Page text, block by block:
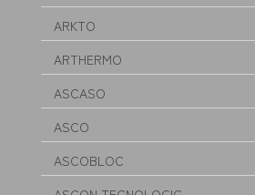
ARKTO
ARTHERMO
ASCASO
ASCO
ASCOBLOC